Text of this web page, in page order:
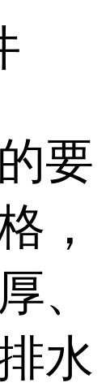
要
，
、
水